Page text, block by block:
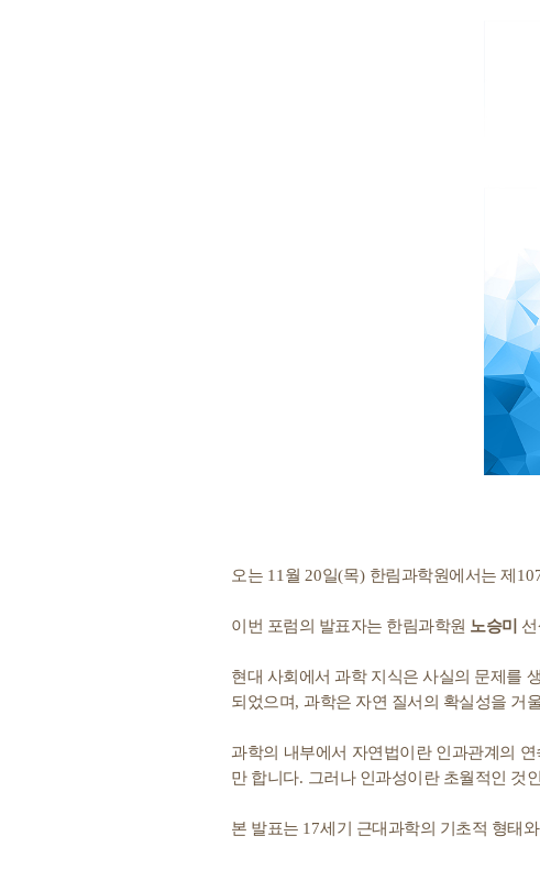
오는 11 월 20일(목) 한림과학원에서는 제
이번 포럼의 발표자는 한림과학원 노승미
현대 사회에서 과학 지식은 사실의 문제를
되었으며, 과학은 자연 질서의 확실성을 거
과학의 내부에서 자연법이란 인과관계의
만 합니다. 그러나 인과성이란 초월적인 것
본 발표는 17세기 근대과학의 기초적 형태